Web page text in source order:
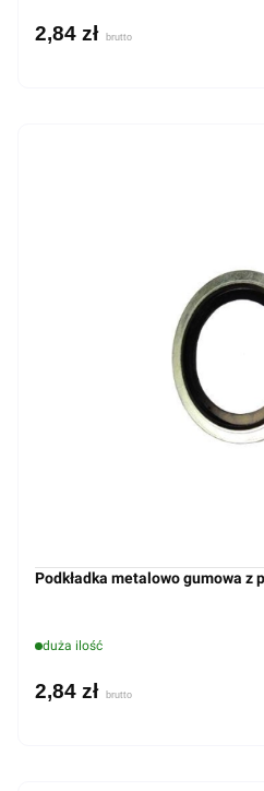
2,84 zł
Podkładka metalowo gumowa z
duża ilość
2,84 zł